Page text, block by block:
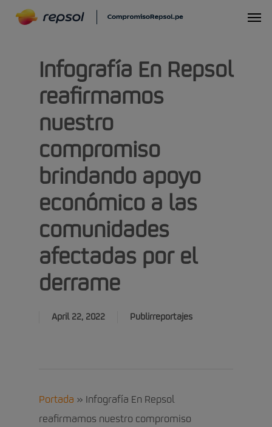
Menu
Infografía En Repsol
reafirmamos
nuestro
compromiso
brindando apoyo
económico a las
comunidades
afectadas por el
derrame
April 22, 2022 Publirreportajes
Portada » Infografía En Repsol
reafirmamos nuestro compromiso